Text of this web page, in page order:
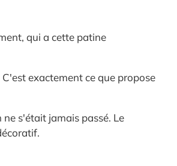
qui a cette patine
exactement ce que propose
s'était jamais passé. Le